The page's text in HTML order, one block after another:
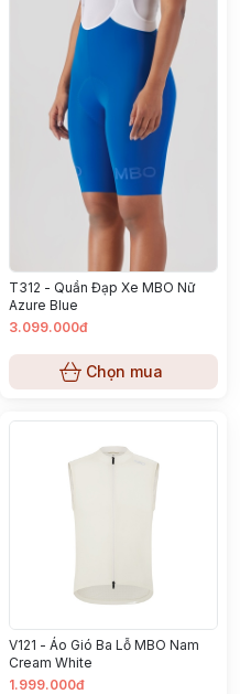
T312 - Quần Đạp Xe MBO Nữ
Azure Blue
3.099.000đ
Chọn mua
V121 - Áo Gió Ba Lỗ MBO Nam
Cream White
1.999.000đ